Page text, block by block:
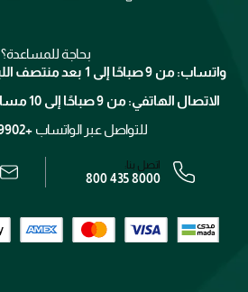
الإرجاع
برنامج الولاء ميوز
الوظائف
الشروط و الأحكام
رقم السجل التجاري: 7013320481 — صادر من وزارة التجارة
بحاجة للمساعدة؟
واتساب: من 9 صباحًا إلى 1 بعد منتصف الليل (من الإثنين إلى الأحد)
الاتصال الهاتفي: من 9 صباحًا إلى 10 مساءً (من الإثنين إلى الأحد)
للتواصل عبر الواتساب +971563299902
اتصل بنا:
800 435 8000